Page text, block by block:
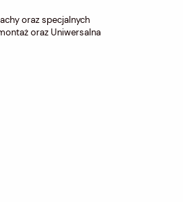
oraz specjalnych
oraz Uniwersalna